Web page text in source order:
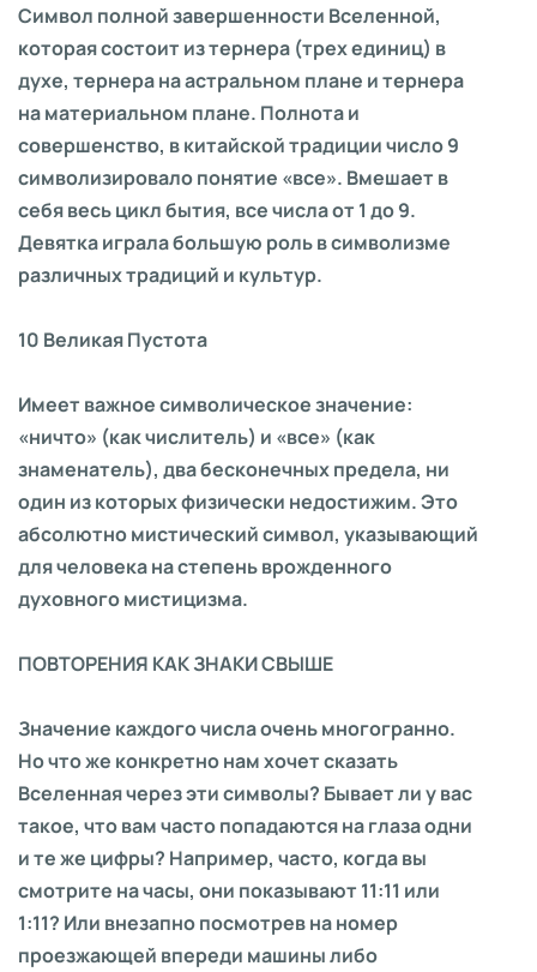
Символ полной завершенности Вселенной,
которая состоит из тернера (трех единиц) в
духе, тернера на астральном плане и тернера
на материальном плане. Полнота и
совершенство, в китайской традиции число 9
символизировало понятие «все». Вмешает в
себя весь цикл бытия, все числа от 1 до 9.
Девятка играла большую роль в символизме
различных традиций и культур.
10 Великая Пустота
Имеет важное символическое значение:
«ничто» (как числитель) и «все» (как
знаменатель), два бесконечных предела, ни
один из которых физически недостижим. Это
абсолютно мистический символ, указывающий
для человека на степень врожденного
духовного мистицизма.
ПОВТОРЕНИЯ КАК ЗНАКИ СВЫШЕ
Значение каждого числа очень многогранно.
Но что же конкретно нам хочет сказать
Вселенная через эти символы? Бывает ли у вас
такое, что вам часто попадаются на глаза одни
и те же цифры? Например, часто, когда вы
смотрите на часы, они показывают 11:11 или
1:11? Или внезапно посмотрев на номер
проезжающей впереди машины либо